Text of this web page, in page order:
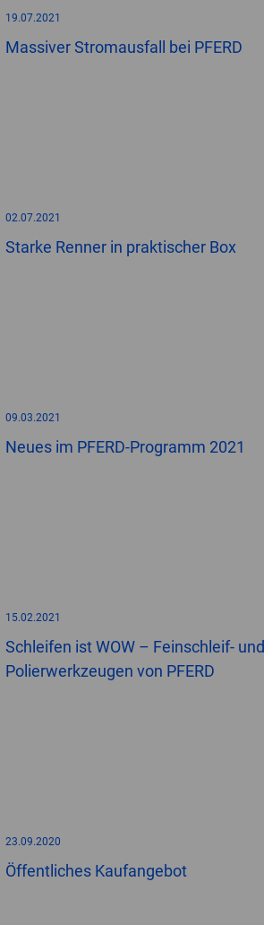
19.07.2021
Massiver Stromausfall bei PFERD
02.07.2021
Starke Renner in praktischer Box
09.03.2021
Neues im PFERD-Programm 2021
15.02.2021
Schleifen ist WOW – Feinschleif- und
Polierwerkzeugen von PFERD
23.09.2020
Öffentliches Kaufangebot